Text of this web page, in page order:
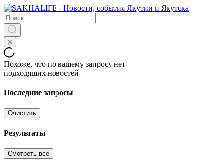
Похоже, что по вашему запросу нет
подходящих новостей
Последние запросы
Очистить
Результаты
Смотреть все